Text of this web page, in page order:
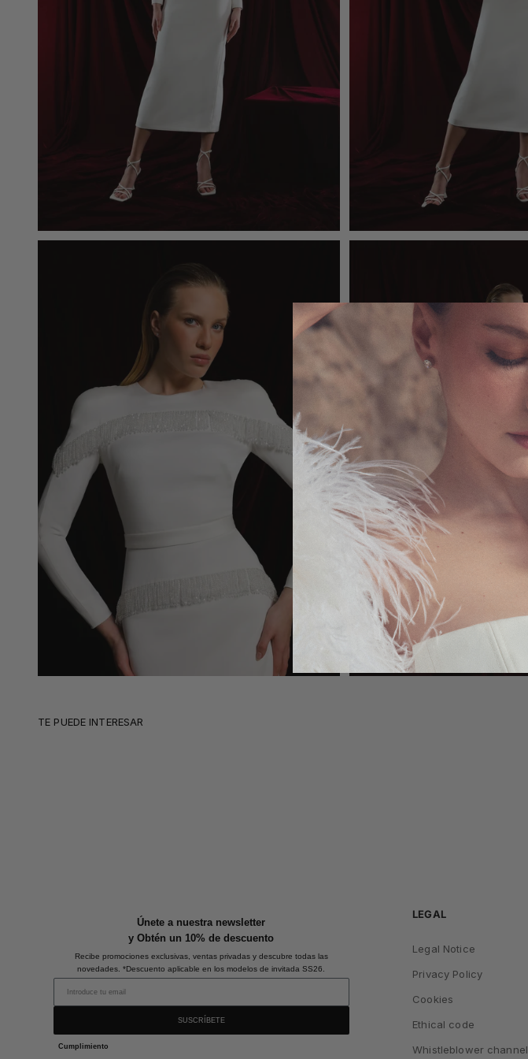
TE PUEDE INTERESAR
Únete a nuestra newsletter
y Obtén un 10% de descuento
Recibe promociones exclusivas, ventas privadas y descubre todas las
novedades. *Descuento aplicable en los modelos de invitada SS26.
SUSCRÍBETE
Cumplimiento
LEGAL
Legal Notice
Privacy Policy
Cookies
Ethical code
Whistleblower channel